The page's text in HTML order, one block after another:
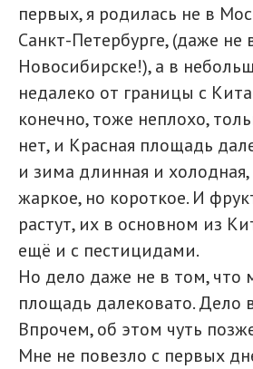
первых, я родилась не в
Санкт-Петербурге, (даже не
Новосибирске!), а в
недалеко от границы с
конечно, тоже неплохо,
нет, и Красная площадь
и зима длинная и холодная,
жаркое, но короткое. И
растут, их в основном из
ещё и с пестицидами.
Но дело даже не в том, что
площадь далековато. Дело
Впрочем, об этом чуть
Мне не повезло с первых